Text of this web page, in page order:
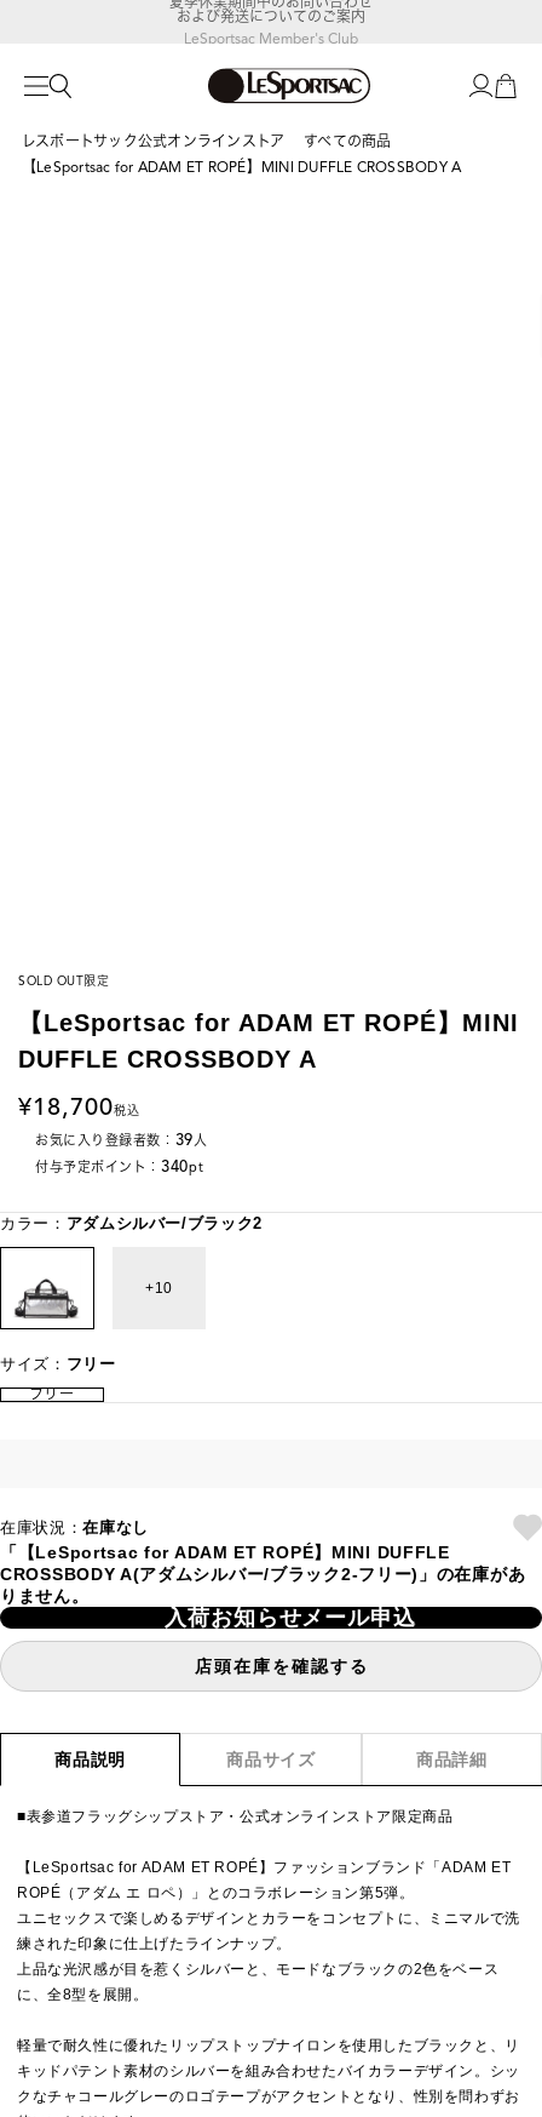
LeSportsac Member's Club
ポイントアップキャンペーン開催中
および発送についてのご案内
レスポートサック公式オンラインストア
すべての商品
【LeSportsac for ADAM ET ROPÉ】MINI DUFFLE CROSSBODY A
SOLD OUT限定
【LeSportsac for ADAM ET ROPÉ】MINI
DUFFLE CROSSBODY A
18,700税込
お気に入り登録者数： 39人
付与予定ポイント： 340pt
カラー： アダムシルバー/ブラック2
10
サイズ： フリー
フリー
在庫状況：在庫なし
「【LeSportsac for ADAM ET ROPÉ】MINI DUFFLE
CROSSBODY A(アダムシルバー/ブラック2-フリー)」の在庫があ
りません。
入荷お知らせメール申込
店頭在庫を確認する
商品説明 商品サイズ 商品詳細
■表参道フラッグシップストア・公式オンラインストア限定商品
【LeSportsac for ADAM ET ROPÉ】ファッションブランド「ADAM ET
ROPÉ（アダム エ ロペ）」とのコラボレーション第5弾。
ユニセックスで楽しめるデザインとカラーをコンセプトに、ミニマルで洗
練された印象に仕上げたラインナップ。
上品な光沢感が目を惹くシルバーと、モードなブラックの2色をベース
に、全8型を展開。
軽量で耐久性に優れたリップストップナイロンを使用したブラックと、リ
キッドパテント素材のシルバーを組み合わせたバイカラーデザイン。シッ
クなチャコールグレーのロゴテープがアクセントとなり、性別を問わずお